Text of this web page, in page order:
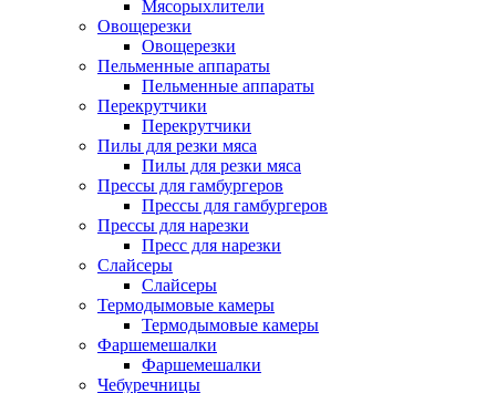
Мясорыхлители
Овощерезки
Овощерезки
Пельменные аппараты
Пельменные аппараты
Перекрутчики
Перекрутчики
Пилы для резки мяса
Пилы для резки мяса
Прессы для гамбургеров
Прессы для гамбургеров
Прессы для нарезки
Пресс для нарезки
Слайсеры
Слайсеры
Термодымовые камеры
Термодымовые камеры
Фаршемешалки
Фаршемешалки
Чебуречницы